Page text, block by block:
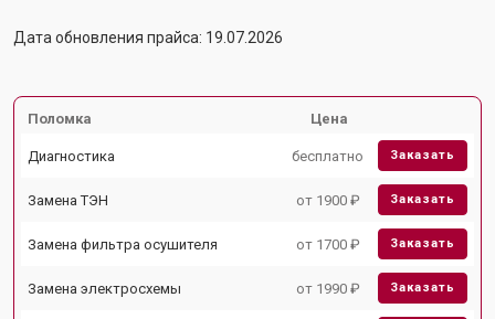
Дата обновления прайса: 19.07.2026
Поломка Цена
Диагностика бесплатно Заказать
Замена ТЭН от 1900 ₽ Заказать
Замена фильтра осушителя от 1700 ₽ Заказать
Замена электросхемы от 1990 ₽ Заказать